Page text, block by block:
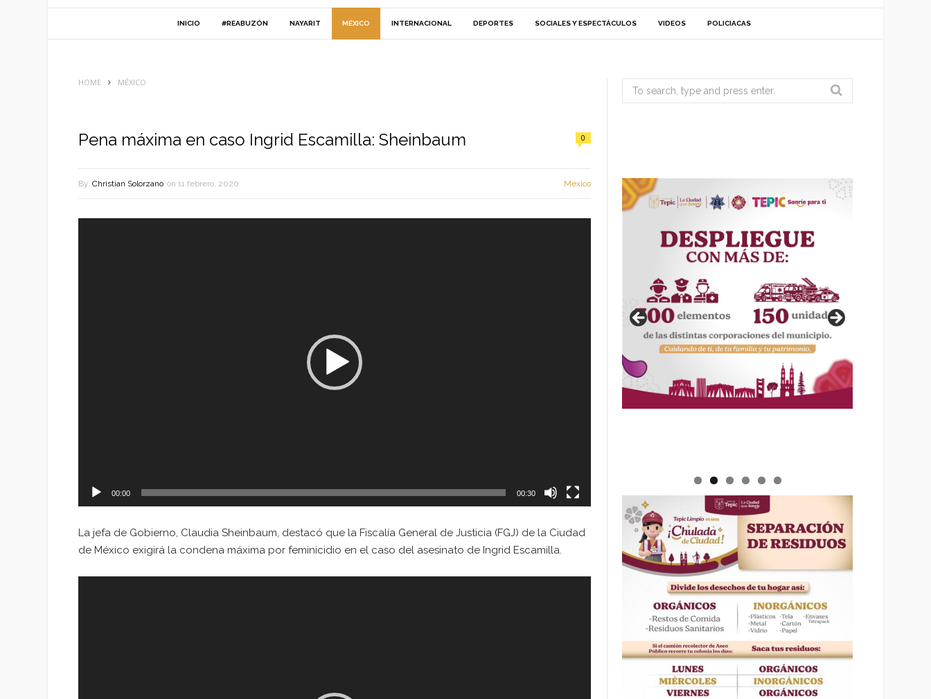
INICIO #REABUZÓN NAYARIT MÉXICO INTERNACIONAL DEPORTES SOCIALES Y ESPECTÁCULOS VIDEOS POLICIACAS
HOME MÉXICO
Pena máxima en caso Ingrid Escamilla: Sheinbaum 0
By Christian Solorzano on 11 febrero, 2020 México
00:00 00:30
La jefa de Gobierno, Claudia Sheinbaum, destacó que la Fiscalía General de Justicia (FGJ) de la Ciudad
de México exigirá la condena máxima por feminicidio en el caso del asesinato de Ingrid Escamilla.
Search
for: